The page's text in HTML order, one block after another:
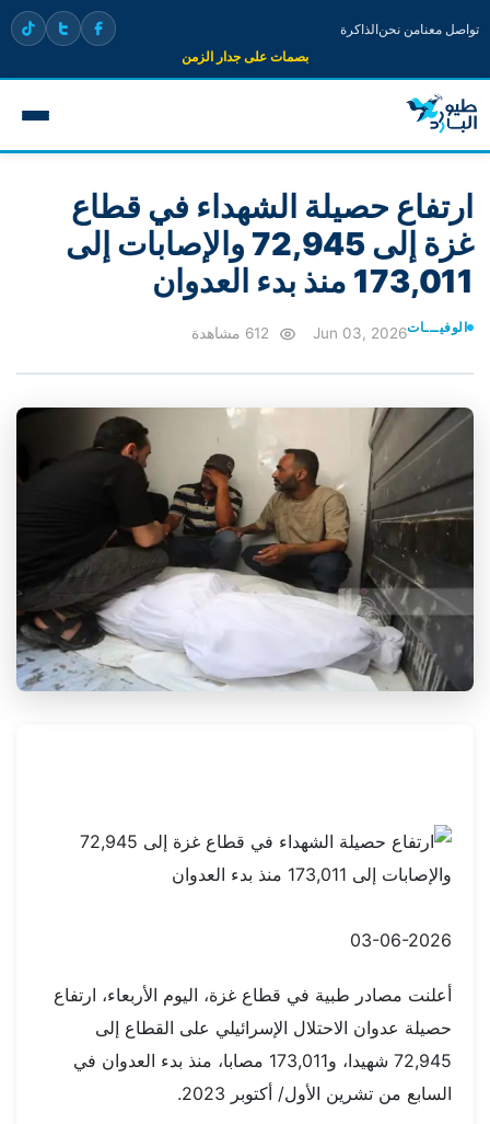
تواصل معنامن نحنالذاكرة
بصمات على جدار الزمن
ارتفاع حصيلة الشهداء في قطاع
غزة إلى 72,945 والإصابات إلى
173,011 منذ بدء العدوان
الوفيـــاتJun 03, 2026
03-06-2026
أعلنت مصادر طبية في قطاع غزة، اليوم الأربعاء، ارتفاع
حصيلة عدوان الاحتلال الإسرائيلي على القطاع إلى
72,945 شهيدا، و173,011 مصابا، منذ بدء العدوان في
السابع من تشرين الأول/ أكتوبر 2023.